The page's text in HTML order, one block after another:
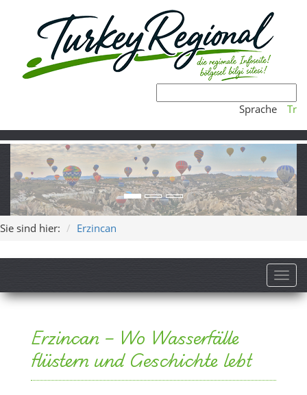
Sprache Tr
Sie sind hier: Erzincan
Erzincan – Wo Wasserfälle
flüstern und Geschichte lebt